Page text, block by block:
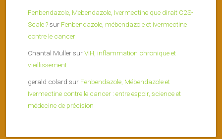
Fenbendazole, Mebendazole, Ivermectine que dirait C2S-
Scale ?sur Fenbendazole, mébendazole et ivermectine
contre le cancer
Chantal MullersurVIH, inflammation chronique et
vieillissement
gerald colard sur Fenbendazole, Mébendazole et
Ivermectine contre le cancer : entre espoir, science et
médecine de précision